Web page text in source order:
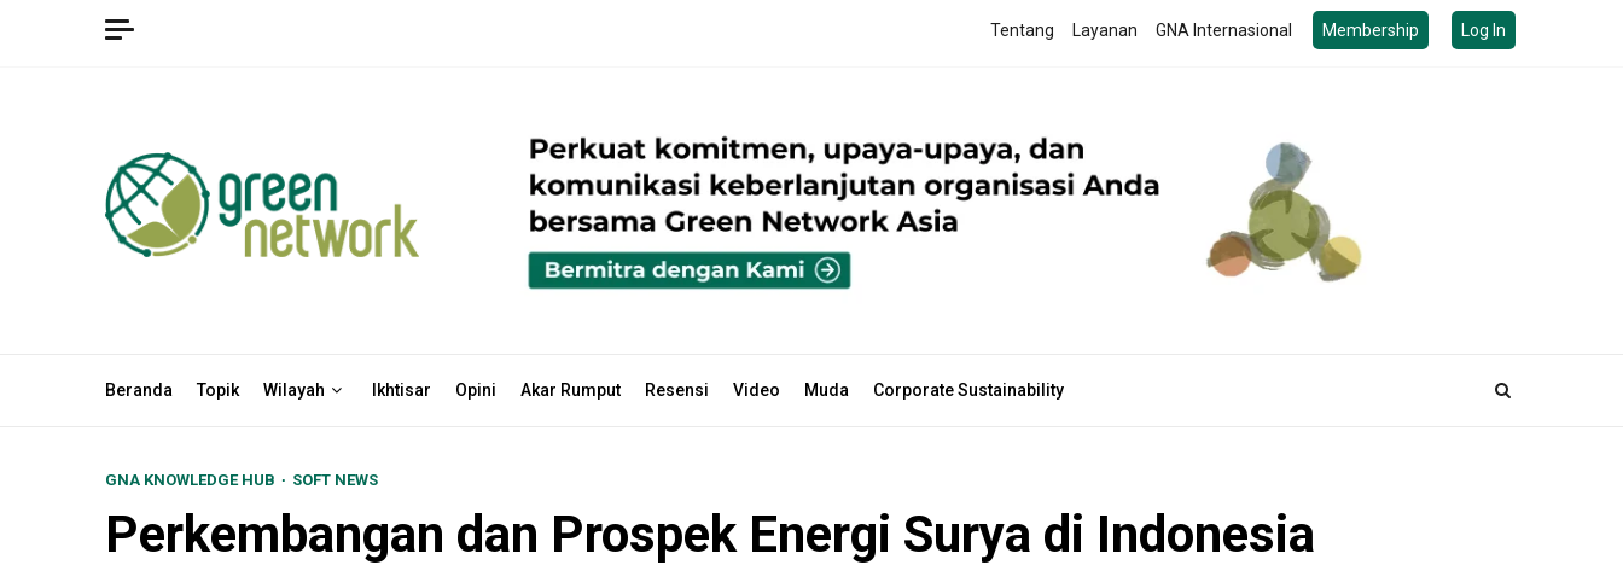
Tentang Layanan GNA Internasional Membership Log In
Beranda Topik Wilayah Ikhtisar Opini Akar Rumput Resensi Video Muda Corporate Sustainability
GNA KNOWLEDGE HUB SOFT NEWS
Perkembangan dan Prospek Energi Surya di Indonesia